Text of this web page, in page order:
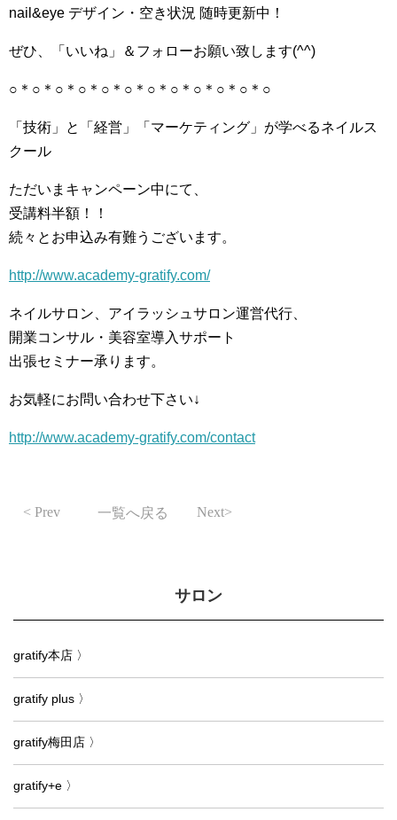
nail&eye デザイン・空き状況 随時更新中！
ぜひ、「いいね」＆フォローお願い致します(^^)
○＊○＊○＊○＊○＊○＊○＊○＊○＊○＊○＊○
「技術」と「経営」「マーケティング」が学べるネイルス
クール
ただいまキャンペーン中にて、
受講料半額！！
続々とお申込み有難うございます。
http://www.academy-gratify.com/
ネイルサロン、アイラッシュサロン運営代行、
開業コンサル・美容室導入サポート
出張セミナー承ります。
お気軽にお問い合わせ下さい↓
http://www.academy-gratify.com/contact
Prev 一覧へ戻る Next
サロン
gratify本店 〉
gratify plus 〉
gratify梅田店 〉
gratify+e 〉